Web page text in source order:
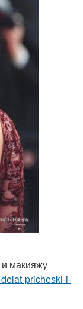
и макияжу
pricheski-i-